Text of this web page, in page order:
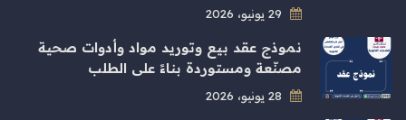
نموذج عقد بيع وتوريد مواد وأدوات صحية
مصنّعة ومستوردة بناءً على الطلب